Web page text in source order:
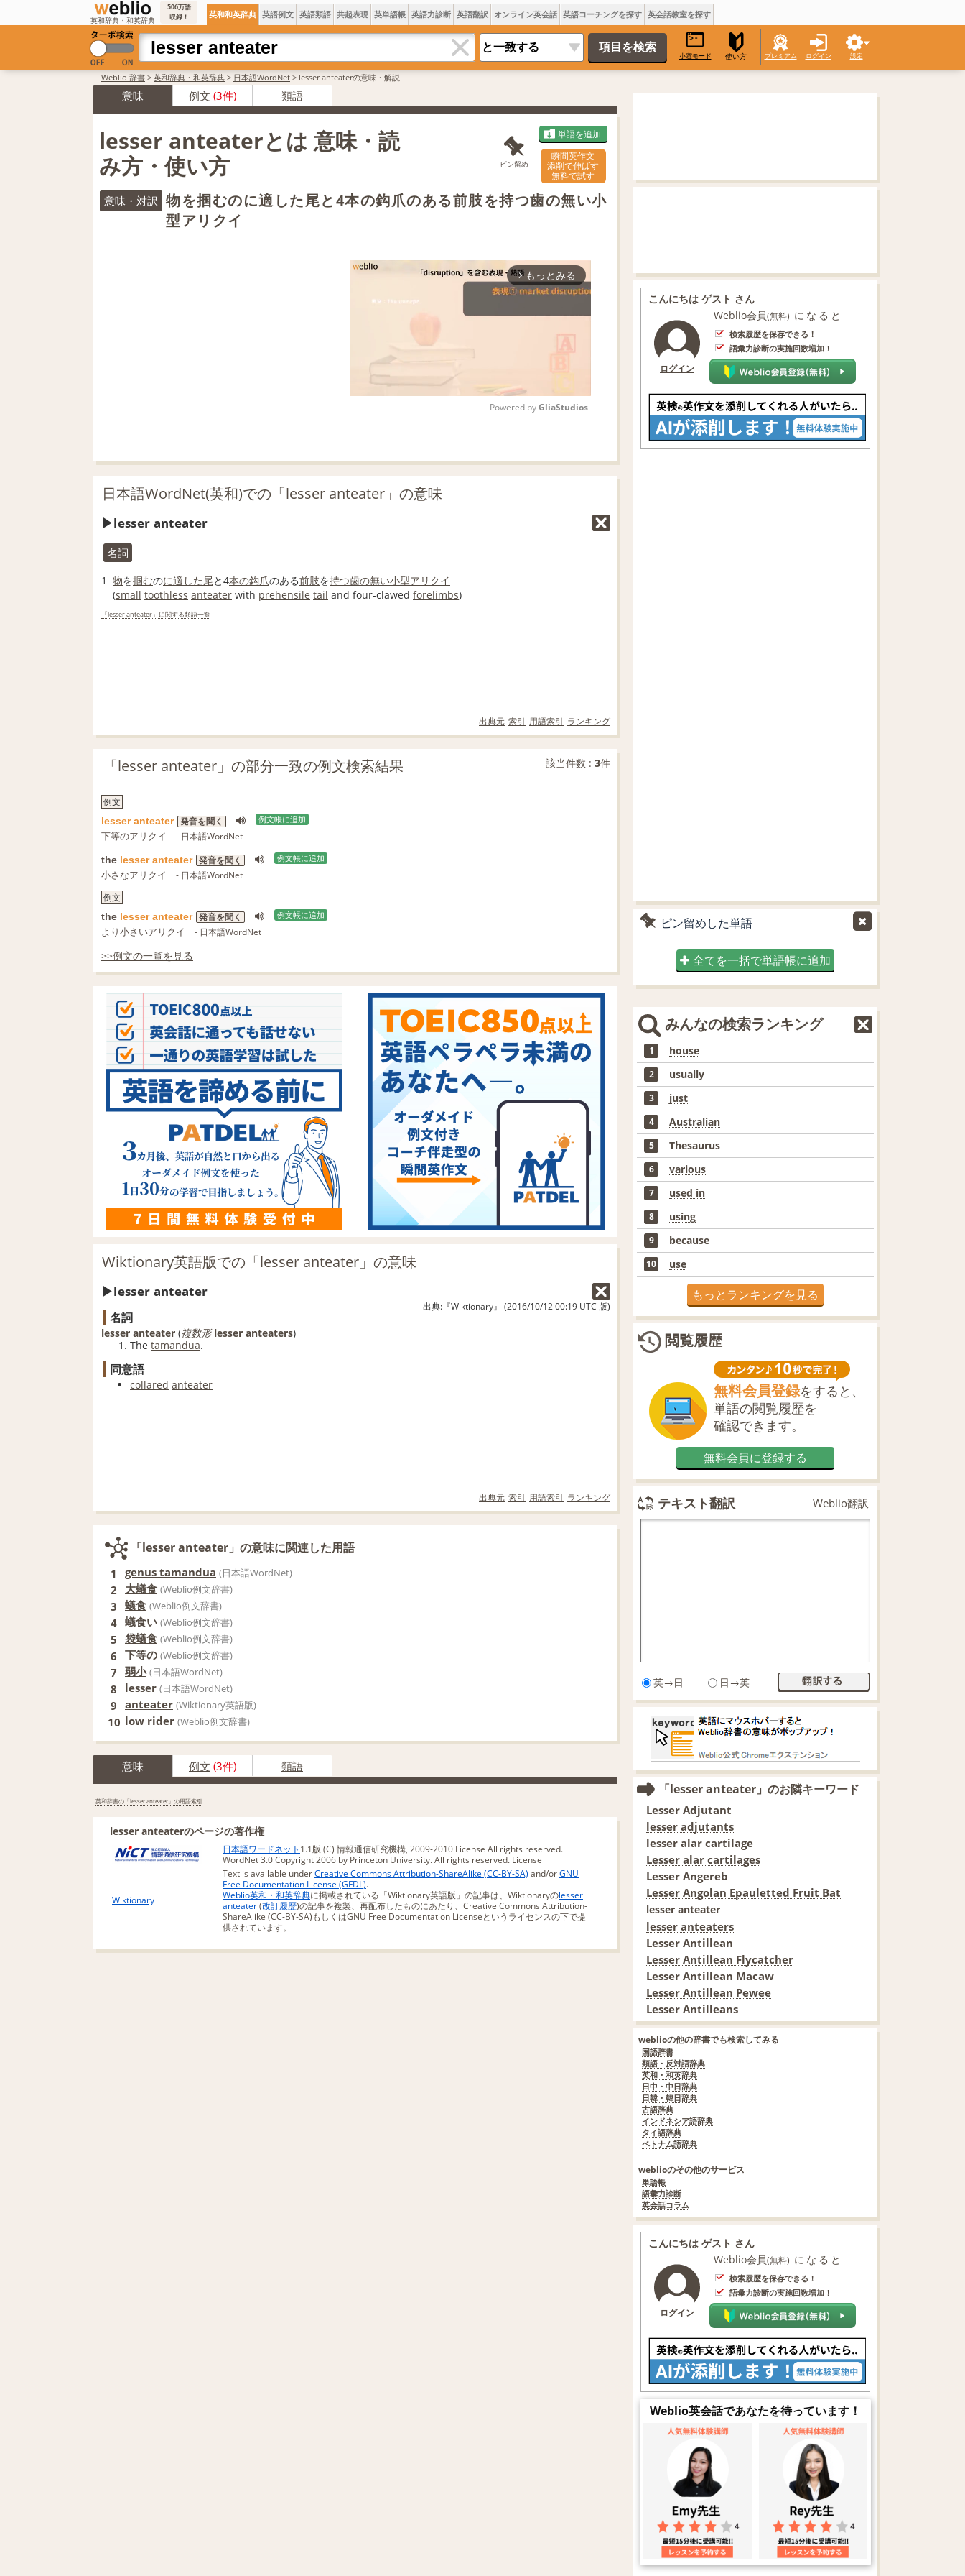
英和辞典・和英辞典
506万語
収録！
英和和英辞典 英語例文 英語類語 共起表現 英単語帳 英語力診断 英語翻訳 オンライン英会話 英語コーチングを探す 英会話教室を探す
小窓モード 使い方 プレミアム ログイン 設定
Weblio 辞書 > 英和辞典・和英辞典 > 日本語WordNet > lesser anteaterの意味・解説
意味 例文 (3件) 類語
lesser anteaterとは 意味・読
み方・使い方
ピン留め
単語を追加
瞬間英作文
添削で伸ばす
無料で試す
意味・対訳
物を掴むのに適した尾と4本の鈎爪のある前肢を持つ歯の無い小
型アリクイ
arrow_forward_ios もっとみる
Powered by GliaStudios
日本語WordNet(英和)での「lesser anteater」の意味
lesser anteater
名詞
1 物を掴むのに適した尾と4本の鈎爪のある前肢を持つ歯の無い小型アリクイ
(small toothless anteater with prehensile tail and four-clawed forelimbs)
「lesser anteater」に関する類語一覧
出典元 索引 用語索引 ランキング
「lesser anteater」の部分一致の例文検索結果 該当件数 : 3件
例文
lesser anteater 発音を聞く 例文帳に追加
下等のアリクイ - 日本語WordNet
the lesser anteater 発音を聞く 例文帳に追加
小さなアリクイ
- 日本語WordNet
例文
the lesser anteater 発音を聞く 例文帳に追加
より小さいアリクイ - 日本語WordNet
>>例文の一覧を見る
Wiktionary英語版での「lesser anteater」の意味
lesser anteater
出典:『Wiktionary』 (2016/10/12 00:19 UTC 版)
名詞
lesser anteater ‎(複数形 lesser anteaters)
The tamandua.
同意語
collared anteater
出典元 索引 用語索引 ランキング
「lesser anteater」の意味に関連した用語
1 genus tamandua (日本語WordNet)
2 大蟻食 (Weblio例文辞書)
3 蟻食 (Weblio例文辞書)
4 蟻食い (Weblio例文辞書)
5 袋蟻食 (Weblio例文辞書)
6 下等の (Weblio例文辞書)
7 弱小 (日本語WordNet)
8 lesser (日本語WordNet)
9 anteater (Wiktionary英語版)
10 low rider (Weblio例文辞書)
意味 例文 (3件) 類語
英和辞書の「lesser anteater」の用語索引
lesser anteaterのページの著作権
日本語ワードネット 1.1版 (C) 情報通信研究機構, 2009-2010 License All rights reserved.
WordNet 3.0 Copyright 2006 by Princeton University. All rights reserved. License
Wiktionary
Text is available underCreative Commons Attribution-ShareAlike (CC-BY-SA) and/orGNU
Free Documentation License (GFDL).
Weblio英和・和英辞典に掲載されている「Wiktionary英語版」の記事は、Wiktionaryのlesser
anteater(改訂履歴)の記事を複製、再配布したものにあたり、Creative Commons Attribution-
ShareAlike (CC-BY-SA)もしくはGNU Free Documentation Licenseというライセンスの下で提
供されています。
こんにちは ゲスト さん
ログイン
Weblio会員(無料) になると
検索履歴を保存できる！
語彙力診断の実施回数増加！
ピン留めした単語
全てを一括で単語帳に追加
みんなの検索ランキング
1 house
2 usually
3 just
4 Australian
5 Thesaurus
6 various
7 used in
8 using
9 because
10 use
もっとランキングを見る
閲覧履歴
無料会員登録をすると、
単語の閲覧履歴を
確認できます。
無料会員に登録する
テキスト翻訳 Weblio翻訳
英→日 日→英
「lesser anteater」のお隣キーワード
Lesser Adjutant
lesser adjutants
lesser alar cartilage
Lesser alar cartilages
Lesser Angereb
Lesser Angolan Epauletted Fruit Bat
lesser anteater
lesser anteaters
Lesser Antillean
Lesser Antillean Flycatcher
Lesser Antillean Macaw
Lesser Antillean Pewee
Lesser Antilleans
weblioの他の辞書でも検索してみる
国語辞書
類語・反対語辞典
英和・和英辞典
日中・中日辞典
日韓・韓日辞典
古語辞典
インドネシア語辞典
タイ語辞典
ベトナム語辞典
weblioのその他のサービス
単語帳
語彙力診断
英会話コラム
こんにちは ゲスト さん
ログイン
Weblio会員(無料) になると
検索履歴を保存できる！
語彙力診断の実施回数増加！
Weblio英会話であなたを待っています！